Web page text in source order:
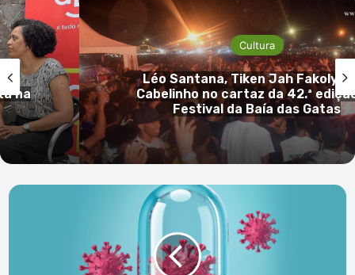
do
Carnaval
Ronise Évora foi eleita
Ligoc e promete unir os grupos
Carnaval de São Vicente
Covid-